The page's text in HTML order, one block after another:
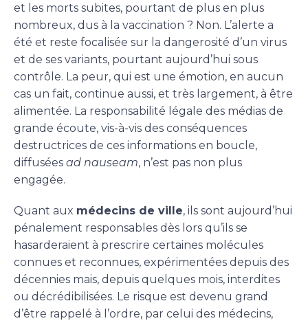
et les morts subites, pourtant de plus en plus
nombreux, dus à la vaccination ? Non. L’alerte a
été et reste focalisée sur la dangerosité d’un virus
et de ses variants, pourtant aujourd’hui sous
contrôle. La peur, qui est une émotion, en aucun
cas un fait, continue aussi, et très largement, à être
alimentée. La responsabilité légale des médias de
grande écoute, vis-à-vis des conséquences
destructrices de ces informations en boucle,
diffusées ad nauseam, n’est pas non plus
engagée.
Quant aux médecins de ville, ils sont aujourd’hui
pénalement responsables dès lors qu’ils se
hasarderaient à prescrire certaines molécules
connues et reconnues, expérimentées depuis des
décennies mais, depuis quelques mois, interdites
ou décrédibilisées. Le risque est devenu grand
d’être rappelé à l’ordre, par celui des médecins,